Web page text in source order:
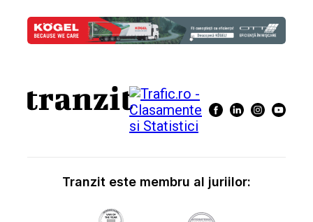
Tranzit este membru al juriilor: